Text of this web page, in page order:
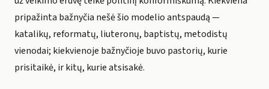
pripažinta bažnyčia nešė šio modelio antspaudą —
katalikų, reformatų, liuteronų, baptistų, metodistų
vienodai; kiekvienoje bažnyčioje buvo pastorių, kurie
prisitaikė, ir kitų, kurie atsisakė.